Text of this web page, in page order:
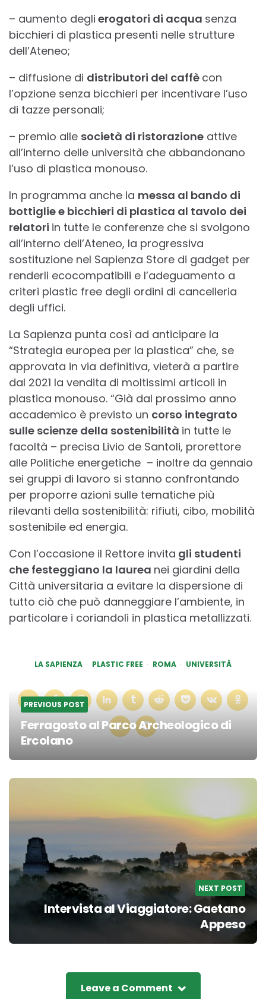
– aumento degli erogatori di acqua senza
bicchieri di plastica presenti nelle strutture
dell’Ateneo;
– diffusione di distributori del caffè con
l’opzione senza bicchieri per incentivare l’uso
di tazze personali;
– premio alle società di ristorazione attive
all’interno delle università che abbandonano
l’uso di plastica monouso.
In programma anche la messa al bando di
bottiglie e bicchieri di plastica al tavolo dei
relatori in tutte le conferenze che si svolgono
all’interno dell’Ateneo, la progressiva
sostituzione nel Sapienza Store di gadget per
renderli ecocompatibili e l’adeguamento a
criteri plastic free degli ordini di cancelleria
degli uffici.
La Sapienza punta così ad anticipare la
“Strategia europea per la plastica” che, se
approvata in via definitiva, vieterà a partire
dal 2021 la vendita di moltissimi articoli in
plastica monouso. “Già dal prossimo anno
accademico è previsto un corso integrato
sulle scienze della sostenibilità in tutte le
facoltà – precisa Livio de Santoli, prorettore
alle Politiche energetiche – inoltre da gennaio
sei gruppi di lavoro si stanno confrontando
per proporre azioni sulle tematiche più
rilevanti della sostenibilità: rifiuti, cibo, mobilità
sostenibile ed energia.
Con l’occasione il Rettore invita gli studenti
che festeggiano la laurea nei giardini della
Città universitaria a evitare la dispersione di
tutto ciò che può danneggiare l’ambiente, in
particolare i coriandoli in plastica metallizzati.
LA SAPIENZA PLASTIC FREE ROMA UNIVERSITÀ
Post
navigation
PREVIOUS POST
Ferragosto al Parco Archeologico di
Ercolano
NEXT POST
Intervista al Viaggiatore: Gaetano
Appeso
Leave a Comment